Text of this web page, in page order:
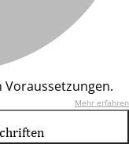
Mehr erfahren